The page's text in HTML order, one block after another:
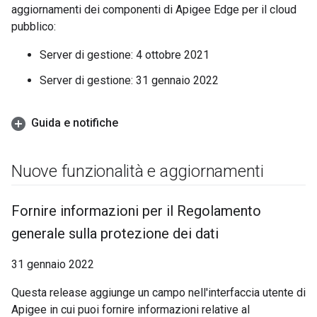
aggiornamenti dei componenti di Apigee Edge per il cloud
pubblico:
Server di gestione: 4 ottobre 2021
Server di gestione: 31 gennaio 2022
Guida e notifiche
Nuove funzionalità e aggiornamenti
Fornire informazioni per il Regolamento
generale sulla protezione dei dati
31 gennaio 2022
Questa release aggiunge un campo nell'interfaccia utente di
Apigee in cui puoi fornire informazioni relative al